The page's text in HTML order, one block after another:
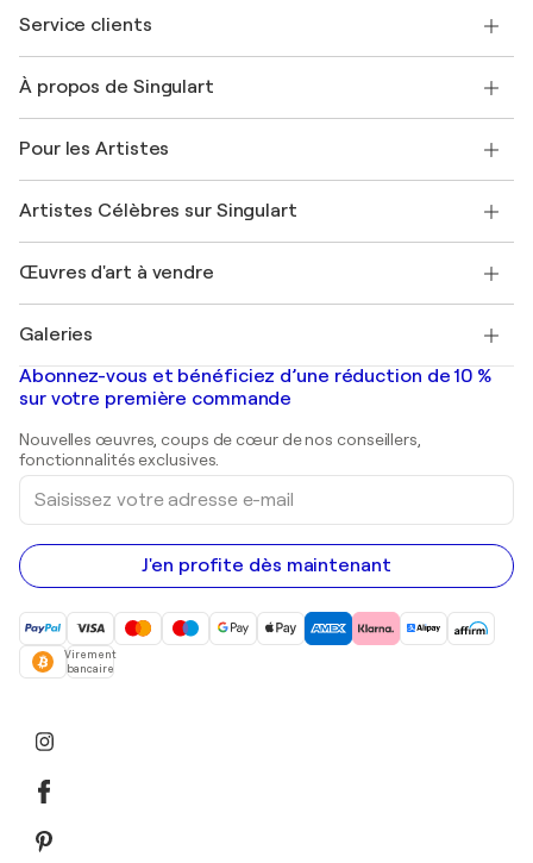
Service clients
Expédition
Offrir une carte cadeau
Rejoignez notre programme commercial
Mon compte
+33 1 76 44 06 42
À propos de Singulart
FAQ
Magazine Singulart
Emplois
Découvrez une sélection d'art original
Pour les Artistes
Se connecter en tant qu'Artiste
Artistes Célèbres sur Singulart
Marc Chagall
Banksy
Mr. Brainwash
Shepard Fairey
Œuvres d'art à vendre
Tableaux abstraits à vendre
Peintures de paysage
Estampes
Peintures acryliques
Galeries
Galeries d'art en France
Galeries d'art en Belgique
Abonnez-vous et bénéficiez d’une réduction de 10 %
sur votre première commande
Nouvelles œuvres, coups de cœur de nos conseillers,
fonctionnalités exclusives.
Saisissez
votre
adresse
e-
mail
J'en profite dès maintenant
Virement
bancaire